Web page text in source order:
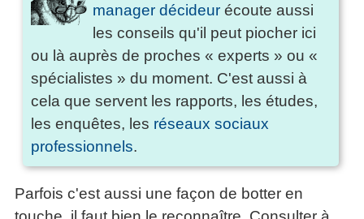
manager décideur écoute aussi
les conseils qu'il peut piocher ici
ou là auprès de proches « experts » ou «
spécialistes » du moment. C'est aussi à
cela que servent les rapports, les études,
les enquêtes, les réseaux sociaux
professionnels.
Parfois c'est aussi une façon de botter en